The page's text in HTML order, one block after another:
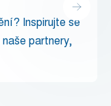
Inspirujte se
partnery,